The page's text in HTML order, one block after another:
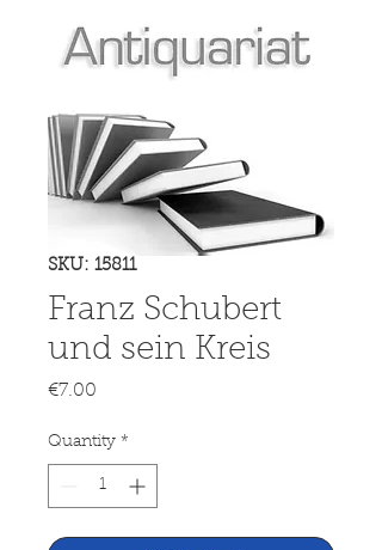
SKU: 15811
Franz Schubert
und sein Kreis
€7.00
Quantity *